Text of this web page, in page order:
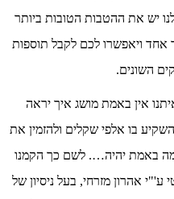
יש את ההטבות הטובות ביותר
אחד ויאפשרו לכם לקבל תוספות
השונים.
אין באמת מושג איך יראה
בו אלפי שקלים ולהזמין את
מה באמת יהיה…. לשם כך הקמנו
אהרון מזרחי, בעל ניסיון של